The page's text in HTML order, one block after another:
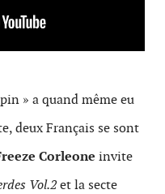
» a quand même eu
deux Français se sont
Corleone invite
Vol.2et la secte